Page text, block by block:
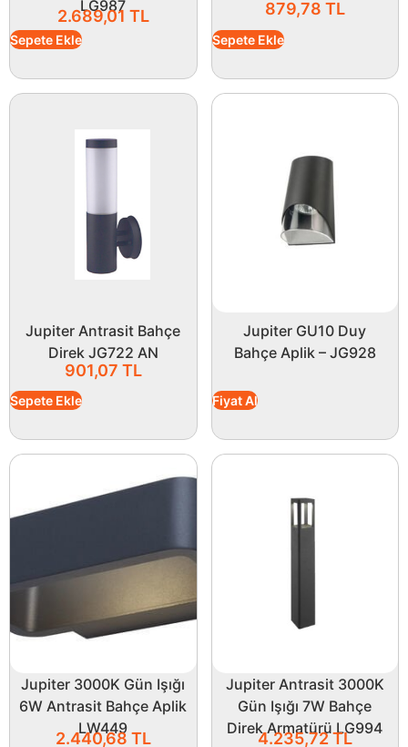
tüm beklentileri karşılayacak bir üründür.
Mekânlarınıza değer katmak ve aydınlatma
ihtiyaçlarınızı en iyi şekilde karşılamak için ideal bir
LG987
2.689,01 TL
Sepete Ekle
879,78 TL
Sepete Ekle
Jupiter Antrasit Bahçe
Direk JG722 AN
901,07 TL
Sepete Ekle
Jupiter GU10 Duy
Bahçe Aplik – JG928
Fiyat Al
Jupiter 3000K Gün Işığı
6W Antrasit Bahçe Aplik
LW449
2.440,68 TL
Jupiter Antrasit 3000K
Gün Işığı 7W Bahçe
Direk Armatürü LG994
4.235,72TL